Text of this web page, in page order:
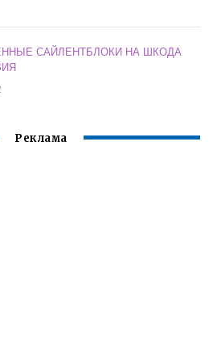
САЙЛЕНТБЛОКИ НА ШКОДА
Реклама